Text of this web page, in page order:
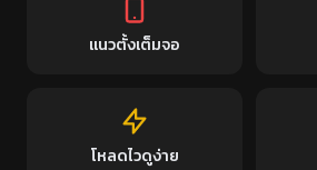
แนวตั้งเต็มจอ
โหลดไวดูง่าย